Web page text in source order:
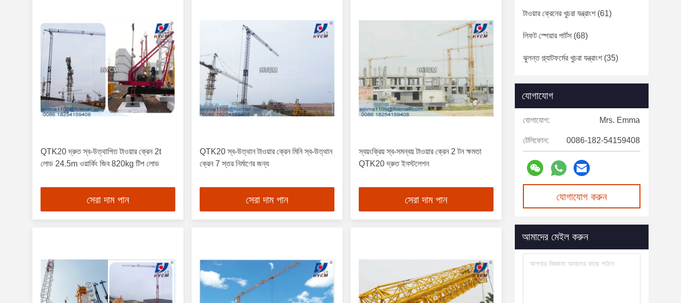
QTK20 দ্রুত স্ব-উত্থাপিত টাওয়ার ক্রেন 2t
লোড 24.5m ওয়ার্কিং জিব 820kg টিপ লোড
সেরা দাম পান
QTK20 স্ব-উত্থান টাওয়ার ক্রেন মিনি স্ব-উত্থান
ক্রেন 7 স্তর নির্মাণের জন্য
সেরা দাম পান
স্বয়ংক্রিয় স্ব-সমন্বয় টাওয়ার ক্রেন 2 টন ক্ষমতা
QTK20 দ্রুত ইনস্টলেশন
সেরা দাম পান
টাওয়ার ক্রেনের খুচরা যন্ত্রাংশ(61)
লিফট স্পেয়ার পার্টস (68)
ঝুলন্ত প্ল্যাটফর্মের খুচরা যন্ত্রাংশ(35)
যোগাযোগ
যোগাযোগ: Mrs. Emma
টেলিফোন: 0086-182-54159408
যোগাযোগ করুন
আমাদের মেইল করুন